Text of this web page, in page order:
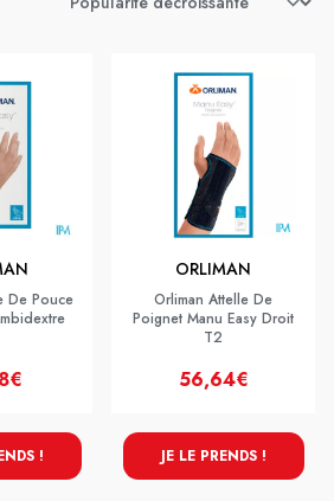
De Pouce
!
ORLIMAN
Orliman Attelle De
Poignet Manu Easy Droit
T2
56,64€
JE LE PRENDS !